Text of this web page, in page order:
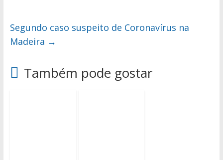
Segundo caso suspeito de Coronavírus na
Madeira →
Também pode gostar